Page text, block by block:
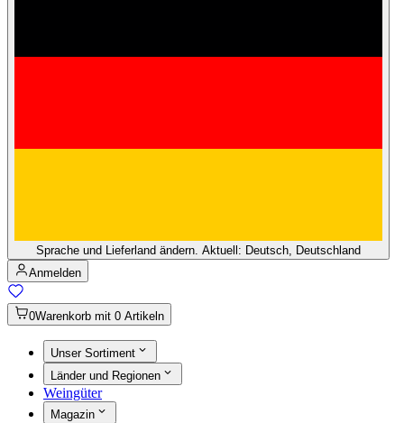
Sprache und Lieferland ändern. Aktuell: Deutsch, Deutschland
Anmelden
0Warenkorb mit 0 Artikeln
Unser Sortiment
Länder und Regionen
Weingüter
Magazin